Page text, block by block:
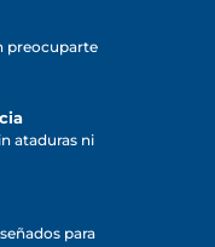
preocuparte
ataduras ni
para